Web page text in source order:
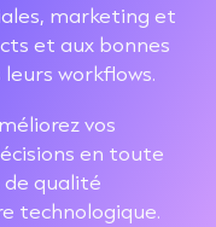
marketing et
et aux bonnes
workflows.
vos
en toute
de qualité
technologique.